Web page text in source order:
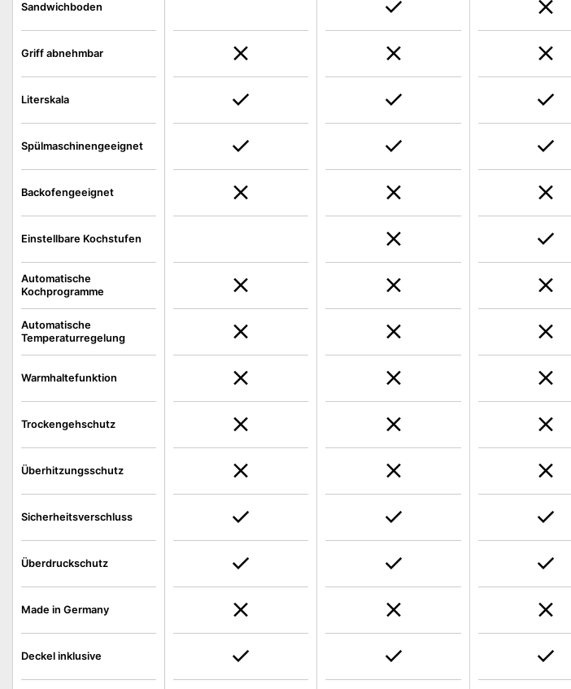
Sandwichboden
Griff abnehmbar
Literskala
Spülmaschinengeeignet
Backofengeeignet
Einstellbare Kochstufen
Automatische
Kochprogramme
Automatische
Temperaturregelung
Warmhaltefunktion
Trockengehschutz
Überhitzungsschutz
Sicherheitsverschluss
Überdruckschutz
Made in Germany
Deckel inklusive